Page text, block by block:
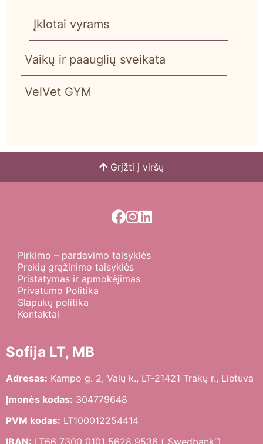
Įklotai vyrams
Vaikų ir paauglių sveikata
VelVet GYM
Grįžti į viršų
Pirkimo – pardavimo taisyklės
Prekių grąžinimo taisyklės
Pristatymas ir apmokėjimas
Privatumo Politika
Slapukų politika
Kontaktai
Sofija LT, MB
Adresas: Kampo g. 2, Valų k., LT-21421 Trakų r., Lietuva
Įmonės kodas: 304779648
PVM kodas: LT100012254414
IBAN: LT66 7300 0101 5628 9536 („Swedbank“)